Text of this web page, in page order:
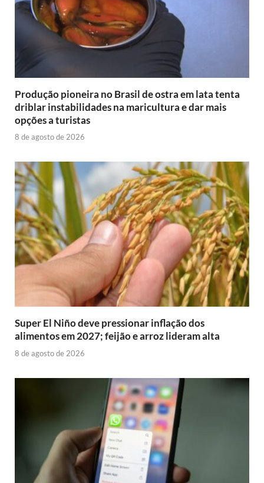
Produção pioneira no Brasil de ostra em lata tenta
driblar instabilidades na maricultura e dar mais
opções a turistas
8 de agosto de 2026
Super El Niño deve pressionar inflação dos
alimentos em 2027; feijão e arroz lideram alta
8 de agosto de 2026